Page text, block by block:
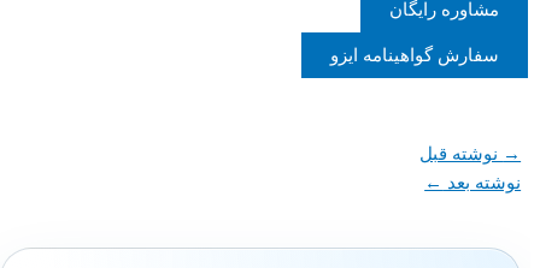
مشاوره رایگان
سفارش گواهینامه ایزو
→نوشته قبل
نوشته بعد←